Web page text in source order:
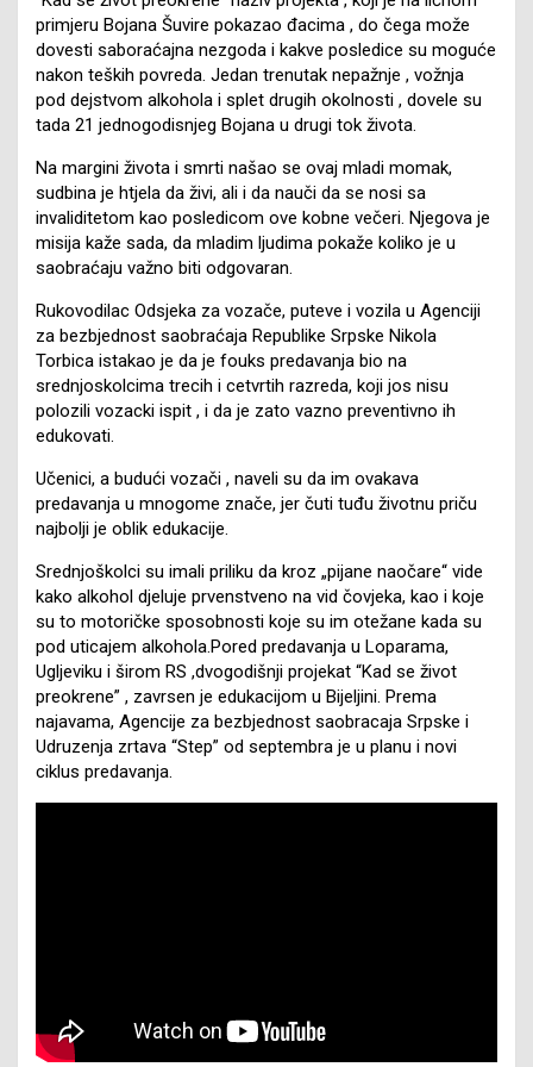
primjeru Bojana Šuvire pokazao đacima , do čega može
dovesti saboraćajna nezgoda i kakve posledice su moguće
nakon teških povreda. Jedan trenutak nepažnje , vožnja
pod dejstvom alkohola i splet drugih okolnosti , dovele su
tada 21 jednogodisnjeg Bojana u drugi tok života.
Na margini života i smrti našao se ovaj mladi momak,
sudbina je htjela da živi, ali i da nauči da se nosi sa
invaliditetom kao posledicom ove kobne večeri. Njegova je
misija kaže sada, da mladim ljudima pokaže koliko je u
saobraćaju važno biti odgovaran.
Rukovodilac Odsjeka za vozače, puteve i vozila u Agenciji
za bezbjednost saobraćaja Republike Srpske Nikola
Torbica istakao je da je fouks predavanja bio na
srednjoskolcima trecih i cetvrtih razreda, koji jos nisu
polozili vozacki ispit , i da je zato vazno preventivno ih
edukovati.
Učenici, a budući vozači , naveli su da im ovakava
predavanja u mnogome znače, jer čuti tuđu životnu priču
najbolji je oblik edukacije.
Srednjoškolci su imali priliku da kroz „pijane naočare“ vide
kako alkohol djeluje prvenstveno na vid čovjeka, kao i koje
su to motoričke sposobnosti koje su im otežane kada su
pod uticajem alkohola.Pored predavanja u Loparama,
Ugljeviku i širom RS ,dvogodišnji projekat “Kad se život
preokrene” , zavrsen je edukacijom u Bijeljini. Prema
najavama, Agencije za bezbjednost saobracaja Srpske i
Udruzenja zrtava “Step” od septembra je u planu i novi
ciklus predavanja.